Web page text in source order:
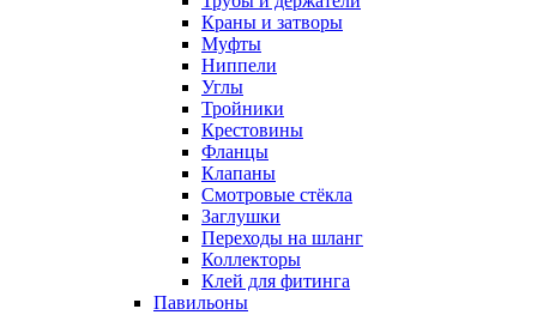
Краны и затворы
Муфты
Ниппели
Углы
Тройники
Крестовины
Фланцы
Клапаны
Смотровые стёкла
Заглушки
Переходы на шланг
Коллекторы
Клей для фитинга
Павильоны